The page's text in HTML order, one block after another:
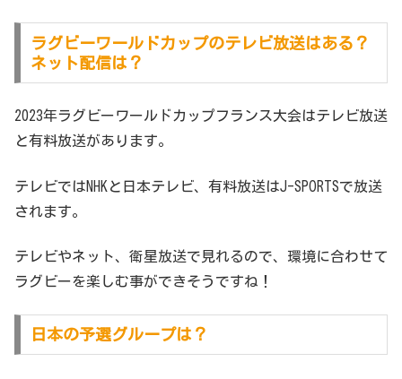
ラグビーワールドカップのテレビ放送はある？
ネット配信は？
2023年ラグビーワールドカップフランス大会はテレビ放送
と有料放送があります。
テレビではNHKと日本テレビ、有料放送はJ-SPORTSで放送
されます。
テレビやネット、衛星放送で見れるので、環境に合わせて
ラグビーを楽しむ事ができそうですね！
日本の予選グループは？